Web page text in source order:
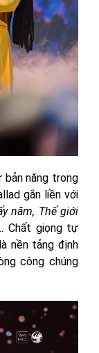
bản năng trong
gắn liền với
năm, Thế giới
Chất giọng tự
nền tảng định
công chúng